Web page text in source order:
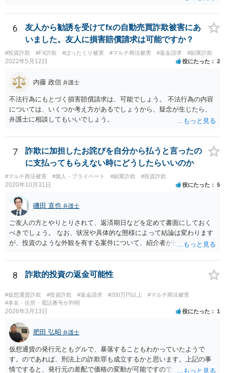
6
友人から勧誘を受けてfxの自動売買詐欺被害にあ
いました。友人に損害賠償請求は可能ですか？
#投資詐欺 #FX詐欺 #ぼったくり被害 #マルチ商法被害 #返金請求 #副業詐欺
2022年5月12日 役にたった 2
内藤 政信 弁護士
不法行為にもとづく損害賠償請求は、可能でしょう。 不法行為の内容
については、いくつか考え方があるでしょうから、疑念が生じたら、
弁護士に相談してもいいでしょう。
7
詐欺に加担したお詫びを自分から払うと言ったの
に支払ってもらえない時にどうしたらいいのか
#マルチ商法被害 #個人・プライベート #副業詐欺 #投資詐欺
2020年10月31日 役にたった 5
磯田 直也 弁護士
ご友人の方とやりとりされて、返済期日などを定めて書面にしておく
べきでしょう。 なお、状況や具体的な態様によって結論は変わります
が、投資のような外観を有する案件について、紹介者が被紹介者に対
8 詐欺的投資の返金可能性
#仮想通貨詐欺 #投資詐欺 #返金請求 #200万円以上
#マルチ商法被害
#本名・住所・電話番号が判明
2026年3月13日 役にたった 1
肥田 弘昭 弁護士
仮想通貨の発行元ともグルで、暴落することもわかっていたようで
す。のであれば、刑法上の詐欺罪も成立するかと思います。上記の事
情ですると、発行元の差配で価格の変動が可能ですので「投資」では